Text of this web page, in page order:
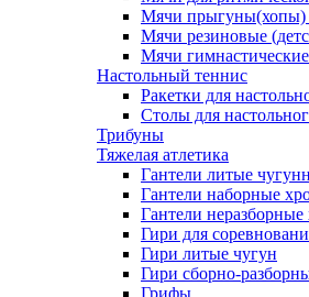
Мячи прыгуны(хопы)
Мячи резиновые
Мячи
Настольный теннис
Ракетки для
Столы для
Трибуны
Тяжелая атлетика
Гантели литые
Гантели наборные
Гантели неразборные
Гири для
Гири литые чугун
Гири сборно-
Грифы